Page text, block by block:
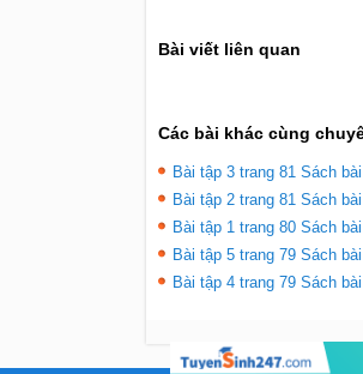
Bài viết liên quan
Các bài khác cùng
Bài tập 3 trang 81 Sách
Bài tập 2 trang 81 Sách
Bài tập 1 trang 80 Sách
Bài tập 5 trang 79 Sách
Bài tập 4 trang 79 Sách